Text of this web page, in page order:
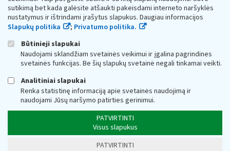
sutikimą bet kada galėsite atšaukti pakeisdami interneto naršyklės
nustatymus ir ištrindami įrašytus slapukus. Daugiau informacijos
Slapukų politika
; Privatumo politika.
Būtinieji slapukai
Naudojami sklandžiam svetainės veikimui ir įgalina pagrindines
svetainės funkcijas. Be šių slapukų svetainė negali tinkamai veikti.
Analitiniai slapukai
Renka statistinę informaciją apie svetainės naudojimą ir
naudojami Jūsų naršymo patirties gerinimui.
PATVIRTINTI
Visus slapukus
PATVIRTINTI
adresas: Vasario 16-osios g. 14, 01107 Vilnius, Lietuva, el.paštas:
vmi@vmi.lt, E. pristatymo dėžutės adresas 188659752
Duomenys apie Valstybinę mokesčių inspekciją prie Lietuvos
Respublikos finansų ministerijos kaupiami ir saugomi Juridinių